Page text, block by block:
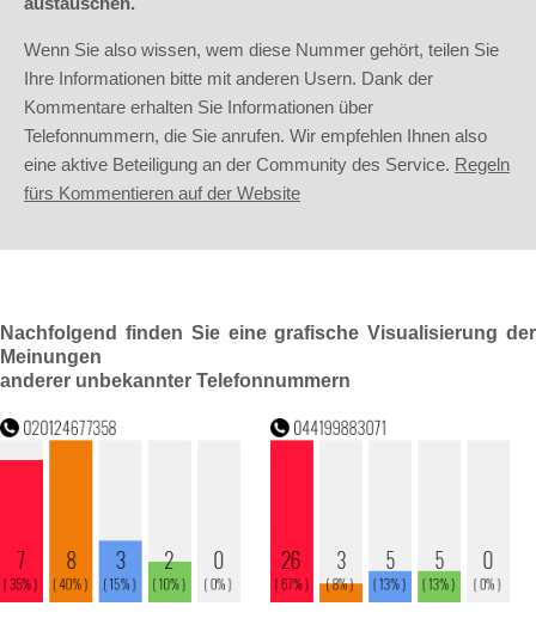
Wenn Sie also wissen, wem diese Nummer gehört, teilen Sie
Ihre Informationen bitte mit anderen Usern. Dank der
Kommentare erhalten Sie Informationen über
Telefonnummern, die Sie anrufen. Wir empfehlen Ihnen also
eine aktive Beteiligung an der Community des Service. Regeln
fürs Kommentieren auf der Website
Nachfolgend finden Sie eine grafische Visualisierung der
Meinungen
anderer unbekannter Telefonnummern